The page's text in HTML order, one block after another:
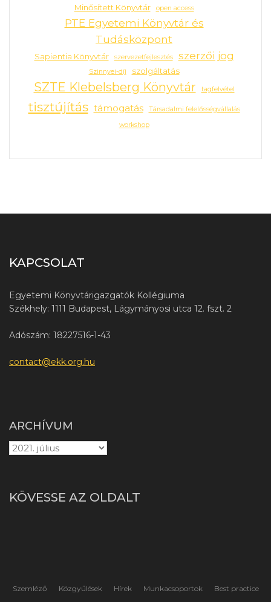
Minősített Könyvtár open access
PTE Egyetemi Könyvtár és
Tudásközpont
Sapientia Könyvtár szervezetfejlesztés szerzői jog
Szinnyei-díj szolgáltatás
SZTE Klebelsberg Könyvtár tagfelvétel
tisztújítás támogatás
Társadalmi felelősségvállalás
workshop
KAPCSOLAT
Egyetemi Könyvtárigazgatók Kollégiuma
Székhely: 1111 Budapest, Lágymányosi utca 12. fszt. 2
Adószám: 18227516-1-43
contact@ekk.org.hu
ARCHÍVUM
KÖVESSE AZ OLDALT
Szemléző Közgyűlések Hírek Munkacsoportok Best practice